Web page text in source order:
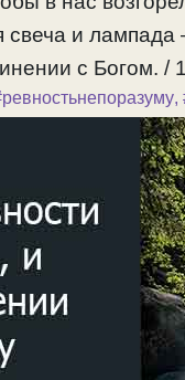
свеча и
с Богом. /
,